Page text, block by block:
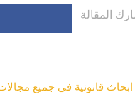
المقالة
ابحاث قانونية في جميع مجالات